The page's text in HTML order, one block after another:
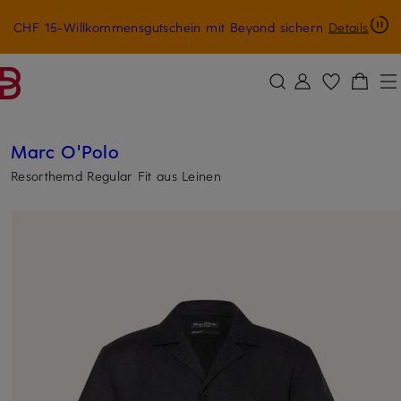
ZUM HAUPTINHALT ÜBERSPRINGEN ZUM SUCHFELD ÜBERSPRINGEN
CHF 15-Willkommensgutschein mit Beyond sichern Details
Marc O'Polo
Resorthemd Regular Fit aus Leinen